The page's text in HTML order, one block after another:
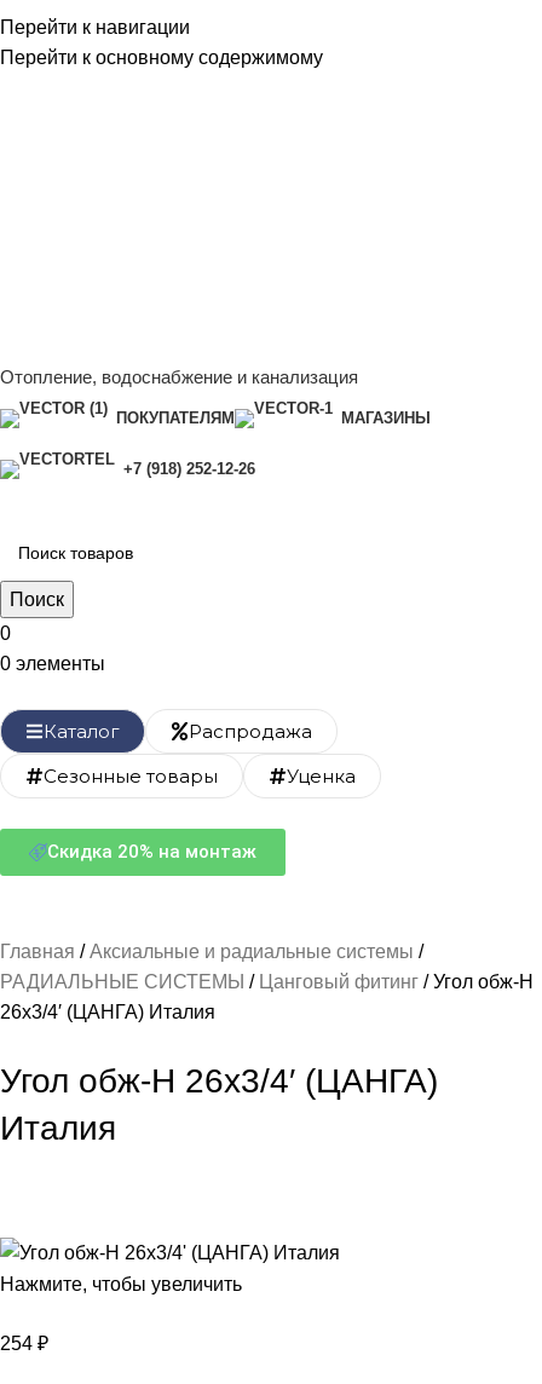
Перейти к навигации
Перейти к основному содержимому
Отопление, водоснабжение и канализация
ПОКУПАТЕЛЯМ МАГАЗИНЫ
+7 (918) 252-12-26
Поиск
0
0 элементы
Каталог
Распродажа
Сезонные товары
Уценка
Скидка 20% на монтаж
Главная
Аксиальные и радиальные системы
РАДИАЛЬНЫЕ СИСТЕМЫ
Цанговый фитинг
Угол обж-Н
26х3/4′ (ЦАНГА) Италия
Угол обж-Н 26х3/4′ (ЦАНГА)
Италия
Нажмите, чтобы увеличить
254 ₽